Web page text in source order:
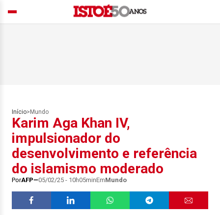
Início> Mundo
Karim Aga Khan IV,
impulsionador do
desenvolvimento e referência
do islamismo moderado
PorAFP 05/02/25 - 10h05minEmMundo